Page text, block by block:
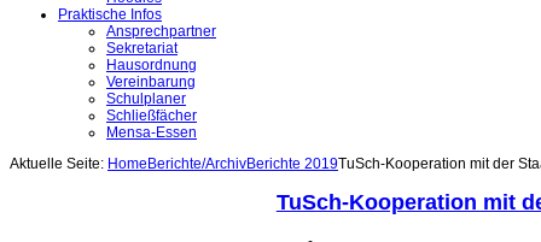
Praktische Infos
Ansprechpartner
Sekretariat
Hausordnung
Vereinbarung
Schulplaner
Schließfächer
Mensa-Essen
Aktuelle Seite: Home Berichte/ArchivBerichte 2019TuSch-Kooperation mit der
TuSch-Kooperation mit